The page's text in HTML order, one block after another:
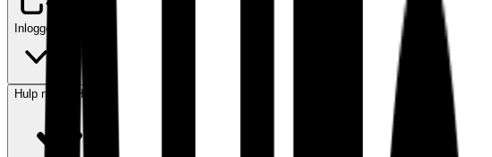
Inloggen
Hulp nodig? Hulp?